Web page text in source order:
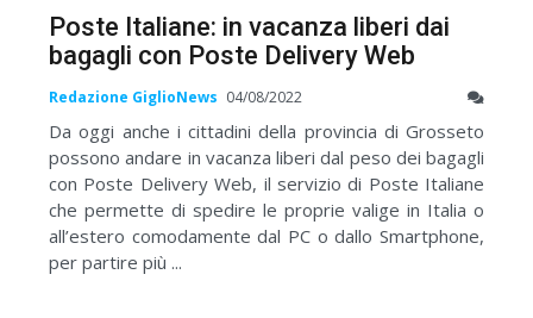
Poste Italiane: in vacanza liberi dai
bagagli con Poste Delivery Web
Redazione GiglioNews 04/08/2022
Da oggi anche i cittadini della provincia di Grosseto
possono andare in vacanza liberi dal peso dei bagagli
con Poste Delivery Web, il servizio di Poste Italiane
che permette di spedire le proprie valige in Italia o
all’estero comodamente dal PC o dallo Smartphone,
per partire più ...